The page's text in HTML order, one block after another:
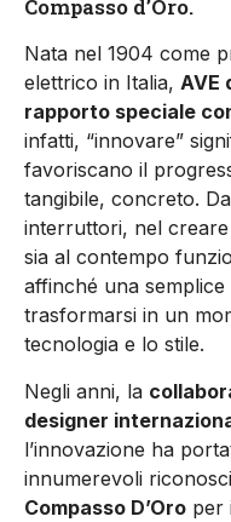
Compasso d’Oro.
Nata nel 1904 come
elettrico in Italia, AVE
rapporto speciale
infatti, “innovare”
favoriscano il
tangibile, concreto.
interruttori, nel
sia al contempo
affinché una
trasformarsi in un
tecnologia e lo stile.
Negli anni, la
designer
l’innovazione ha
innumerevoli
Compasso D’Oro per